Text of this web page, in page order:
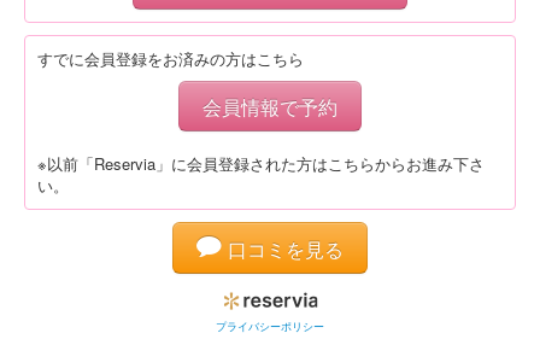
すでに会員登録をお済みの方はこちら
会員情報で予約
※以前「Reservia」に会員登録された方はこちらからお進み下さ
い。
口コミを見る
プライバシーポリシー